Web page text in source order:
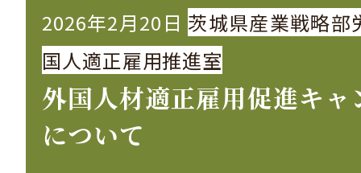
2026年2月20日 茨城県産業戦略部
国人適正雇用推進室
外国人材適正雇用促進キャ
について